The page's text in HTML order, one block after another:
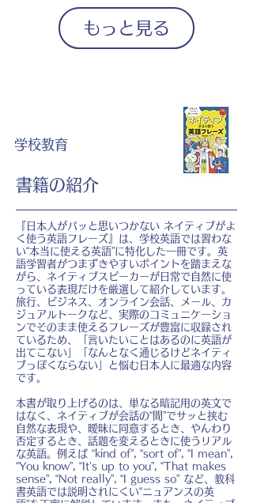
もっと見る
学校教育
書籍の紹介
『日本人がパッと思いつかない ネイティブがよ
く使う英語フレーズ』は、学校英語では習わな
い“本当に使える英語”に特化した一冊です。英
語学習者がつまずきやすいポイントを踏まえな
がら、ネイティブスピーカーが日常で自然に使
っている表現だけを厳選して紹介しています。
旅行、ビジネス、オンライン会話、メール、カ
ジュアルトークなど、実際のコミュニケーショ
ンでそのまま使えるフレーズが豊富に収録され
ているため、「言いたいことはあるのに英語が
出てこない」「なんとなく通じるけどネイティ
ブっぽくならない」と悩む日本人に最適な内容
です。
本書が取り上げるのは、単なる暗記用の英文で
はなく、ネイティブが会話の“間”でサッと挟む
自然な表現や、曖昧に同意するとき、やんわり
否定するとき、話題を変えるときに使うリアル
な英語。例えば “kind of”, “sort of”, “I mean”,
“You know”, “It’s up to you”, “That makes
sense”, “Not really”, “I guess so” など、教科
書英語では説明されにくい“ニュアンスの英